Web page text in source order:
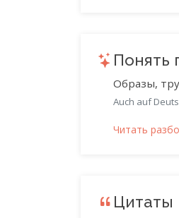
Понять
Образы,
Auch auf
Читать
Цитаты